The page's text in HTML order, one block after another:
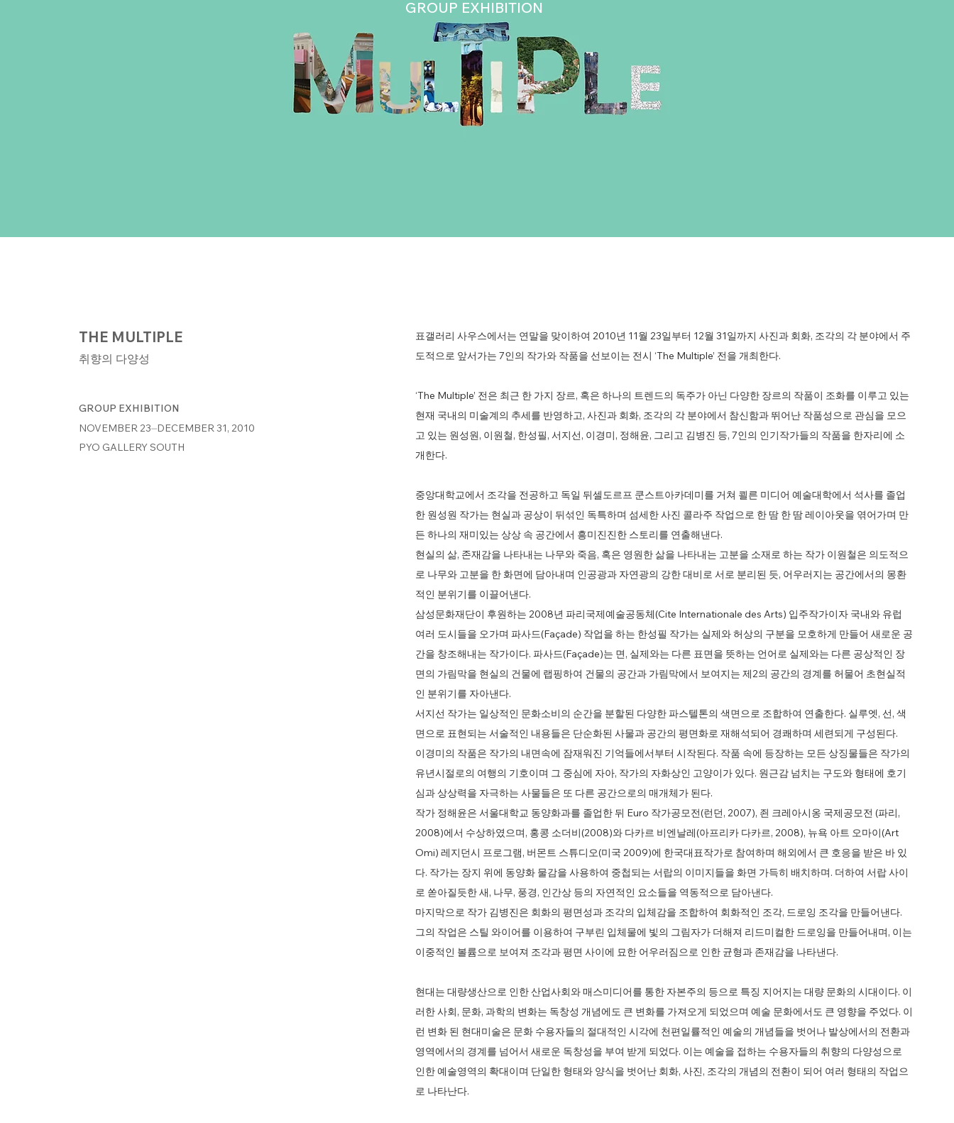
GROUP EXHIBITION
THE MULTIPLE
취향의 다양성
GROUP EXHIBITION
NOVEMBER 23⏤DECEMBER 31, 2010
PYO GALLERY SOUTH
표갤러리 사우스에서는 연말을 맞이하여 2010년 11월 23일부터 12월 31일까지 사진과 회화, 조각의 각 분야에서 주
도적으로 앞서가는 7인의 작가와 작품을 선보이는 전시 ‘The Multiple’ 전을 개최한다.
‘The Multiple’ 전은 최근 한 가지 장르, 혹은 하나의 트렌드의 독주가 아닌 다양한 장르의 작품이 조화를 이루고 있는
현재 국내의 미술계의 추세를 반영하고, 사진과 회화, 조각의 각 분야에서 참신함과 뛰어난 작품성으로 관심을 모으
고 있는 원성원, 이원철, 한성필, 서지선, 이경미, 정해윤, 그리고 김병진 등, 7인의 인기작가들의 작품을 한자리에 소
개한다.
중앙대학교에서 조각을 전공하고 독일 뒤셀도르프 쿤스트아카데미를 거쳐 쾰른 미디어 예술대학에서 석사를 졸업
한 원성원 작가는 현실과 공상이 뒤섞인 독특하며 섬세한 사진 콜라주 작업으로 한 땀 한 땀 레이아웃을 엮어가며 만
든 하나의 재미있는 상상 속 공간에서 흥미진진한 스토리를 연출해낸다.
현실의 삶, 존재감을 나타내는 나무와 죽음, 혹은 영원한 삶을 나타내는 고분을 소재로 하는 작가 이원철은 의도적으
로 나무와 고분을 한 화면에 담아내며 인공광과 자연광의 강한 대비로 서로 분리된 듯, 어우러지는 공간에서의 몽환
적인 분위기를 이끌어낸다.
삼성문화재단이 후원하는 2008년 파리국제예술공동체(Cite Internationale des Arts) 입주작가이자 국내와 유럽
여러 도시들을 오가며 파사드(Façade) 작업을 하는 한성필 작가는 실제와 허상의 구분을 모호하게 만들어 새로운 공
간을 창조해내는 작가이다. 파사드(Façade)는 면, 실제와는 다른 표면을 뜻하는 언어로 실제와는 다른 공상적인 장
면의 가림막을 현실의 건물에 랩핑하여 건물의 공간과 가림막에서 보여지는 제2의 공간의 경계를 허물어 초현실적
인 분위기를 자아낸다.
서지선 작가는 일상적인 문화소비의 순간을 분할된 다양한 파스텔톤의 색면으로 조합하여 연출한다. 실루엣, 선, 색
면으로 표현되는 서술적인 내용들은 단순화된 사물과 공간의 평면화로 재해석되어 경쾌하며 세련되게 구성된다.
이경미의 작품은 작가의 내면속에 잠재워진 기억들에서부터 시작된다. 작품 속에 등장하는 모든 상징물들은 작가의
유년시절로의 여행의 기호이며 그 중심에 자아, 작가의 자화상인 고양이가 있다. 원근감 넘치는 구도와 형태에 호기
심과 상상력을 자극하는 사물들은 또 다른 공간으로의 매개체가 된다.
작가 정해윤은 서울대학교 동양화과를 졸업한 뒤 Euro 작가공모전(런던, 2007), 죈 크레아시옹 국제공모전 (파리,
2008)에서 수상하였으며, 홍콩 소더비(2008)와 다카르 비엔날레(아프리카 다카르, 2008), 뉴욕 아트 오마이(Art
Omi) 레지던시 프로그램, 버몬트 스튜디오(미국 2009)에 한국대표작가로 참여하며 해외에서 큰 호응을 받은 바 있
다. 작가는 장지 위에 동양화 물감을 사용하여 중첩되는 서랍의 이미지들을 화면 가득히 배치하며. 더하여 서랍 사이
로 쏟아질듯한 새, 나무, 풍경, 인간상 등의 자연적인 요소들을 역동적으로 담아낸다.
마지막으로 작가 김병진은 회화의 평면성과 조각의 입체감을 조합하여 회화적인 조각, 드로잉 조각을 만들어낸다.
그의 작업은 스틸 와이어를 이용하여 구부린 입체물에 빛의 그림자가 더해져 리드미컬한 드로잉을 만들어내며, 이는
이중적인 볼륨으로 보여져 조각과 평면 사이에 묘한 어우러짐으로 인한 균형과 존재감을 나타낸다.
현대는 대량생산으로 인한 산업사회와 매스미디어를 통한 자본주의 등으로 특징 지어지는 대량 문화의 시대이다. 이
러한 사회, 문화, 과학의 변화는 독창성 개념에도 큰 변화를 가져오게 되었으며 예술 문화에서도 큰 영향을 주었다. 이
런 변화 된 현대미술은 문화 수용자들의 절대적인 시각에 천편일률적인 예술의 개념들을 벗어나 발상에서의 전환과
영역에서의 경계를 넘어서 새로운 독창성을 부여 받게 되었다. 이는 예술을 접하는 수용자들의 취향의 다양성으로
인한 예술영역의 확대이며 단일한 형태와 양식을 벗어난 회화, 사진, 조각의 개념의 전환이 되어 여러 형태의 작업으
로 나타난다.